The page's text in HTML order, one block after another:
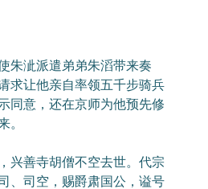
泚派遣弟弟朱滔带来奏
求让他亲自率领五千步骑兵
同意，还在京师为他预先修
。
善寺胡僧不空去世。代宗
、司空，赐爵肃国公，谥号